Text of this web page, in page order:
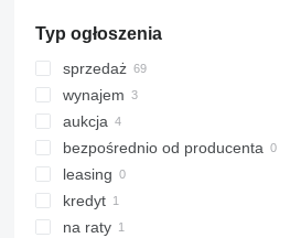
320
321
322
323
324
325
326
329
8025
8026
8030
8035
CT
JS
JZ
NXT
Typ ogłoszenia
sprzedaż
wynajem
aukcja
bezpośrednio od producenta
leasing
kredyt
na raty